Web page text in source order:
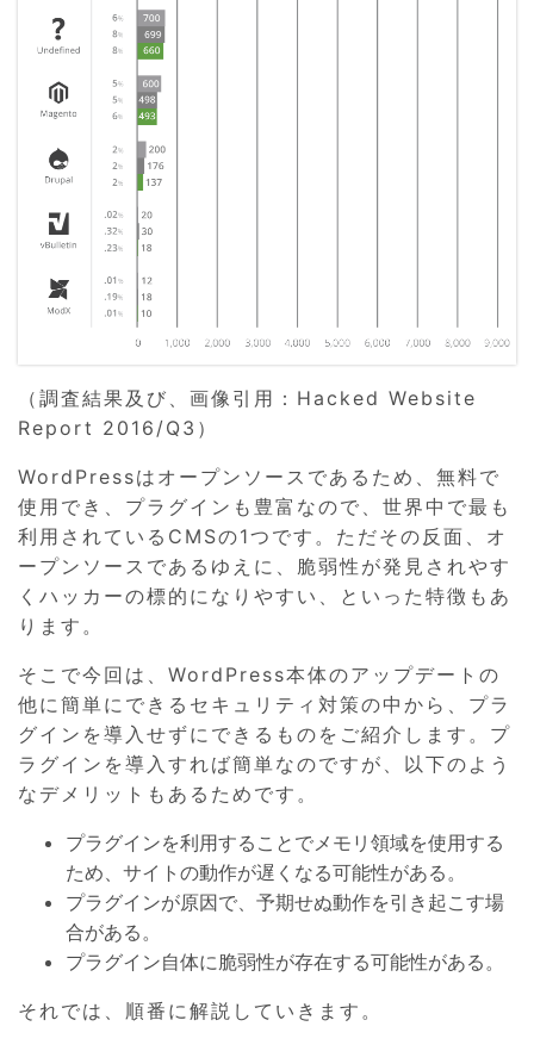
（調査結果及び、画像引用：Hacked Website
Report 2016/Q3）
WordPressはオープンソースであるため、無料で
使用でき、プラグインも豊富なので、世界中で最も
利用されているCMSの1つです。ただその反面、オ
ープンソースであるゆえに、脆弱性が発見されやす
くハッカーの標的になりやすい、といった特徴もあ
ります。
そこで今回は、WordPress本体のアップデートの
他に簡単にできるセキュリティ対策の中から、プラ
グインを導入せずにできるものをご紹介します。プ
ラグインを導入すれば簡単なのですが、以下のよう
なデメリットもあるためです。
プラグインを利用することでメモリ領域を使用する
ため、サイトの動作が遅くなる可能性がある。
プラグインが原因で、予期せぬ動作を引き起こす場
合がある。
プラグイン自体に脆弱性が存在する可能性がある。
それでは、順番に解説していきます。